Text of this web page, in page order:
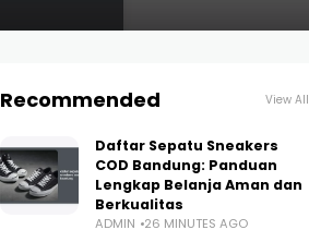
Recommended View All
Daftar Sepatu Sneakers
COD Bandung: Panduan
Lengkap Belanja Aman dan
Berkualitas
ADMIN 26 MINUTES AGO